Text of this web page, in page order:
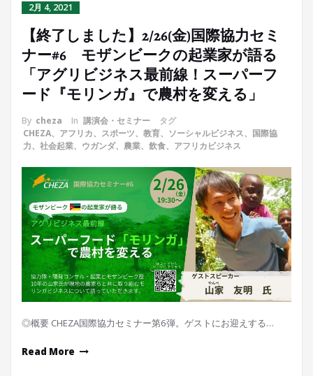
2月 4, 2021
【終了しました】2/26(金)国際協力セミ
ナー#6 モザンビークの起業家が語る
「アグリビジネス最前線！スーパーフ
ード『モリンガ』で農村を変える」
By cheza In 講演会・セミナー
タグ
CHEZA、アフリカ、スポーツ、教育、ソーシャルビジネス、国際協
力、社会起業、ウガンダ、農業、飲食、アフリカビジネス
◎概要 CHEZA国際協力セミナー第6弾。ゲストにお迎えする…
Read More